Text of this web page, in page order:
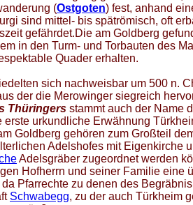
(Ostgoten) fest, anhand
sind mittel- bis spätrömisch, oft
gefährdet.Die am Goldberg
in den Turm- und Torbauten des
Quader erhalten.
sich nachweisbar um 500 n.
der die Merowinger siegreich
Thüringers stammt auch der Name
urkundliche Erwähnung
Goldberg gehören zum Großteil
Adelshofes mit
Adelsgräber zugeordnet werden
Hofherrn und seiner Familie
Pfarrechte zu denen des
Schwabegg, zu der auch Türkheim